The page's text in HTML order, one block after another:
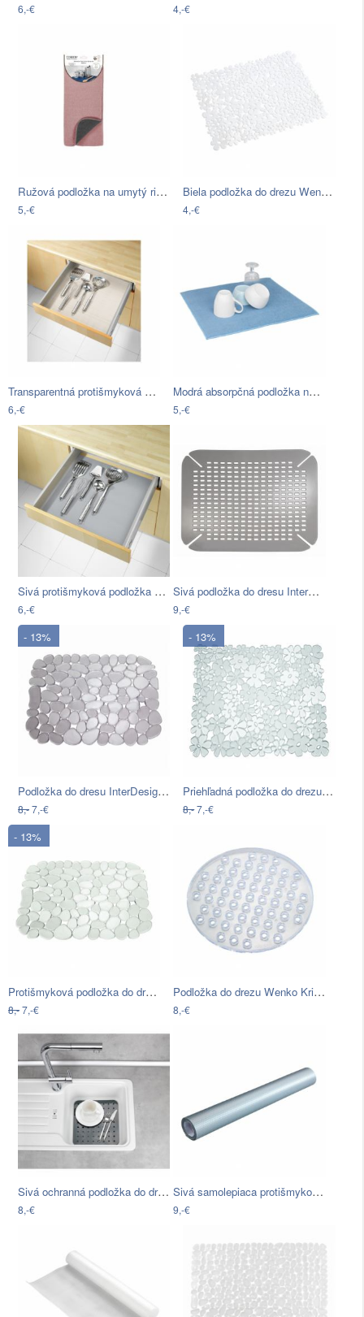
6,-€ 4,-€
Ružová podložka na umytý riad Tiseco…
5,-€
Biela podložka do drezu Wenko Sink Mat…
4,-€
Transparentná protišmyková podložka do…
6,-€
Modrá absorpčná podložka na umytý riad…
5,-€
Sivá protišmyková podložka do zásuvky…
6,-€
Sivá podložka do dresu InterDesign…
9,-€
- 13%
Podložka do dresu InterDesign Pebblz,…
8,-7,-€
- 13%
Priehľadná podložka do drezu iDesign…
8,-7,-€
- 13%
Protišmyková podložka do drezu…
8,-7,-€
Podložka do drezu Wenko Kristall, ⌀ 31…
8,-€
Sivá ochranná podložka do drezu Wenko…
8,-€
Sivá samolepiaca protišmyková podložka…
9,-€